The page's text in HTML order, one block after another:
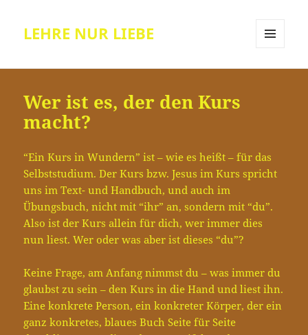
LEHRE NUR LIEBE
Wer ist es, der den Kurs
macht?
“Ein Kurs in Wundern” ist – wie es heißt – für das
Selbststudium. Der Kurs bzw. Jesus im Kurs spricht
uns im Text- und Handbuch, und auch im
Übungsbuch, nicht mit “ihr” an, sondern mit “du”.
Also ist der Kurs allein für dich, wer immer dies
nun liest. Wer oder was aber ist dieses “du”?
Keine Frage, am Anfang nimmst du – was immer du
glaubst zu sein – den Kurs in die Hand und liest ihn.
Eine konkrete Person, ein konkreter Körper, der ein
ganz konkretes, blaues Buch Seite für Seite